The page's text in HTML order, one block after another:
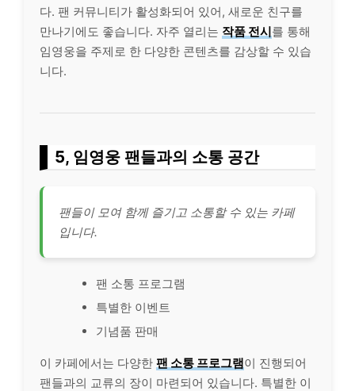
다. 팬 커뮤니티가 활성화되어 있어, 새로운 친구를
만나기에도 좋습니다. 자주 열리는 작품 전시를 통해
임영웅을 주제로 한 다양한 콘텐츠를 감상할 수 있습
니다.
5, 임영웅 팬들과의 소통 공간
팬들이 모여 함께 즐기고 소통할 수 있는 카페
입니다.
팬 소통 프로그램
특별한 이벤트
기념품 판매
이 카페에서는 다양한 팬 소통 프로그램이 진행되어
팬들과의 교류의 장이 마련되어 있습니다. 특별한 이